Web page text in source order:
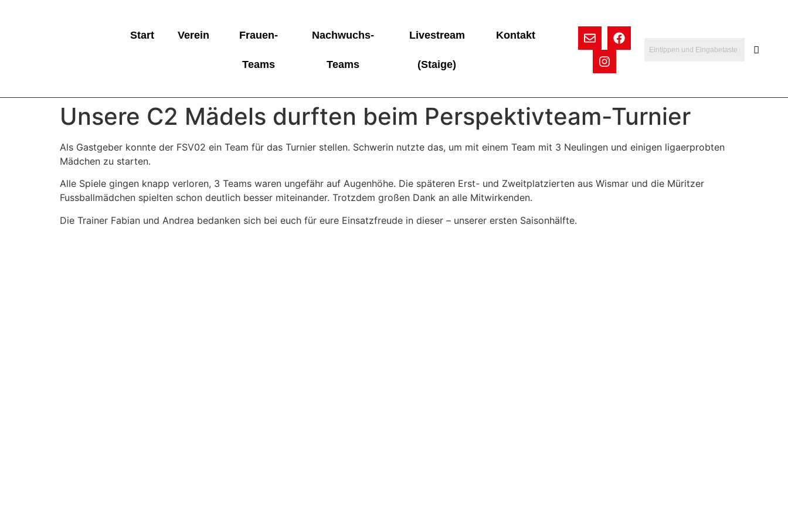
Start Verein Frauen-
Teams
Nachwuchs-
Teams
Livestream
(Staige)
Kontakt
Unsere C2 Mädels durften beim Perspektivteam-Turnier
Als Gastgeber konnte der FSV02 ein Team für das Turnier stellen. Schwerin nutzte das, um mit einem Team mit 3 Neulingen und einigen ligaerprobten
Mädchen zu starten.
Alle Spiele gingen knapp verloren, 3 Teams waren ungefähr auf Augenhöhe. Die späteren Erst- und Zweitplatzierten aus Wismar und die Müritzer
Fussballmädchen spielten schon deutlich besser miteinander. Trotzdem großen Dank an alle Mitwirkenden.
Die Trainer Fabian und Andrea bedanken sich bei euch für eure Einsatzfreude in dieser – unserer ersten Saisonhälfte.